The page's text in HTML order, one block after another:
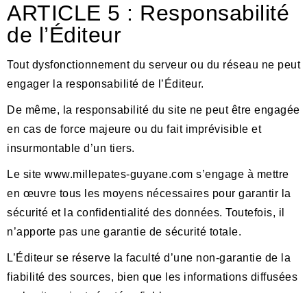
ARTICLE 5 : Responsabilité
de l’Éditeur
Tout dysfonctionnement du serveur ou du réseau ne peut
engager la responsabilité de l’Éditeur.
De même, l a responsabilité du site ne peut être engagée
en cas de force majeure ou du fait imprévisible et
insurmontable d’un tiers.
Le site www.millepates-guyane.com s’engage à mettre
en œuvre tous les moyens nécessaires pour garantir la
sécurité et la confidentialité des données. Toutefois, il
n’apporte pas une garantie de sécurité totale.
L’Éditeur se réserve la faculté d’une non-garantie de la
fiabilité des sources, bien que les informations diffusées